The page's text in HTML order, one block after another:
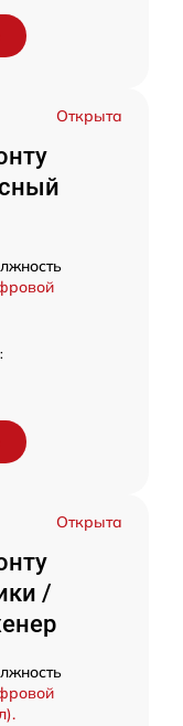
Открыта
Открыта
/